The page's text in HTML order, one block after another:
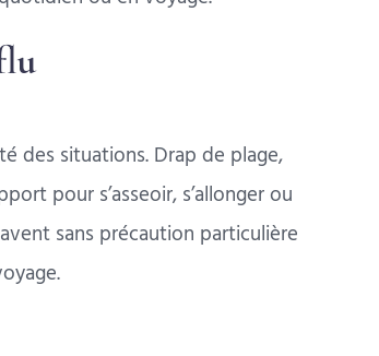
des situations. Drap de plage,
pour s’asseoir, s’allonger ou
sans précaution particulière